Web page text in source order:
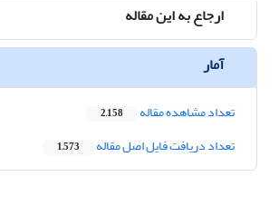
ارجاع به این مقاله
آمار
تعداد مشاهده مقاله 2,158
تعداد دریافت فایل اصل مقاله 1,573